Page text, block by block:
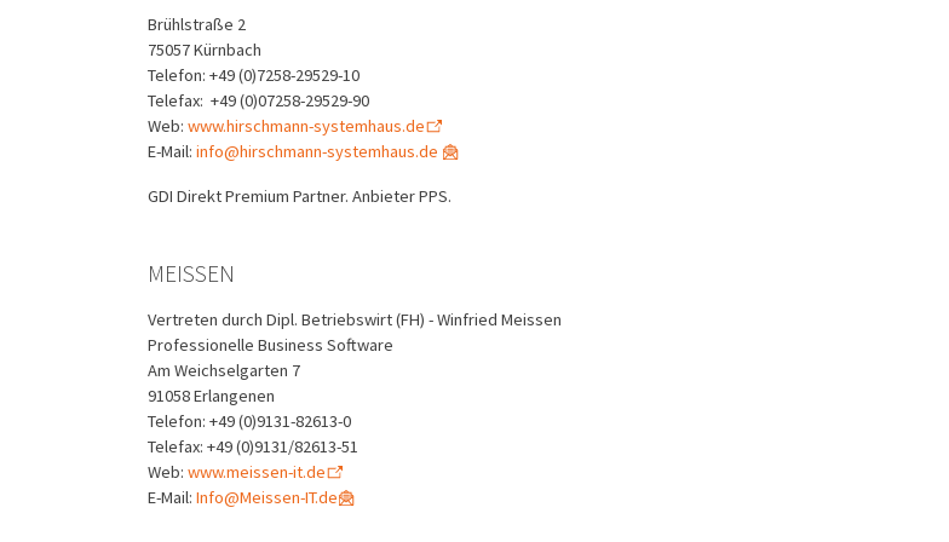
Brühlstraße 2
75057 Kürnbach
Telefon: +49 (0)7258-29529-10
Telefax: +49 (0)07258-29529-90
Web: www.hirschmann-systemhaus.de
E-Mail: info@hirschmann-systemhaus.de
GDI Direkt Premium Partner. Anbieter PPS.
MEISSEN
Vertreten durch Dipl. Betriebswirt (FH) - Winfried Meissen
Professionelle Business Software
Am Weichselgarten 7
91058 Erlangenen
Telefon: +49 (0)9131-82613-0
Telefax: +49 (0)9131/82613-51
Web: www.meissen-it.de
E-Mail: Info@Meissen-IT.de